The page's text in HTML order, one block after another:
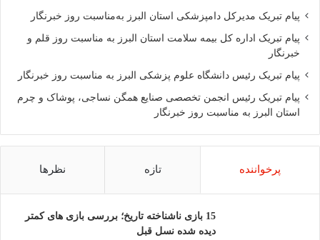
پیام تبریک مدیرکل دامپزشکی استان البرز به‌مناسبت روز خبرنگار
پیام تبریک اداره کل بیمه سلامت استان البرز به مناسبت روز قلم و
خبرنگار
پیام تبریک رئیس دانشگاه علوم پزشکی البرز به مناسبت روز خبرنگار
پیام تبریک رئیس انجمن تخصصی صنایع همگن نساجی، پوشاک و چرم
استان البرز به مناسبت روز خبرنگار
پرخواننده تازه نظرها
15 بازی ناشناخته تاریخ؛ بررسی بازی های کمتر
دیده شده نسل قبل